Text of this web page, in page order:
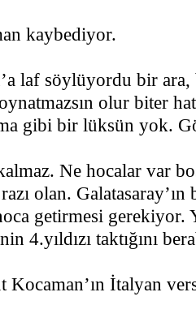
kaybediyor.
laf söylüyordu bir ara,
olur biter
gibi bir lüksün yok.
Ne hocalar var
olan.
getirmesi gerekiyor.
4.yıldızı taktığını
Kocaman’ın İtalyan